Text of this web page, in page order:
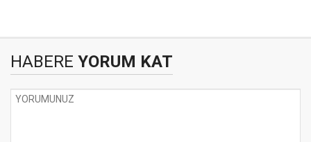
HABERE YORUM KAT